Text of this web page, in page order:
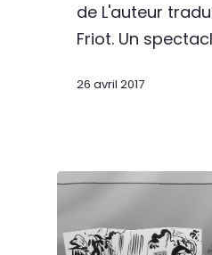
de L'auteur
Friot. Un
26 avril 2017